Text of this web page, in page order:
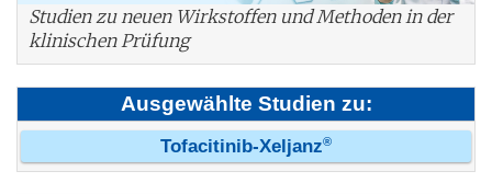
Studien zu neuen Wirkstoffen und Methoden in der
klinischen Prüfung
Ausgewählte Studien zu:
Tofacitinib-Xeljanz®